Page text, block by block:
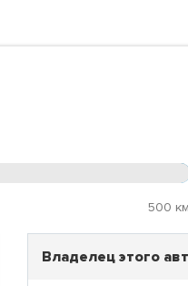
500 км
Владелец этого